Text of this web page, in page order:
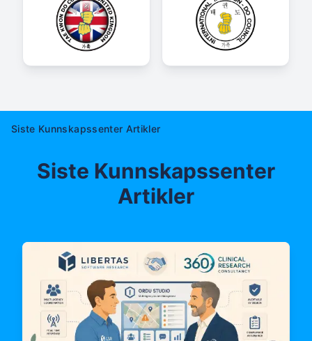
Siste Kunnskapssenter Artikler
Siste Kunnskapssenter
Artikler